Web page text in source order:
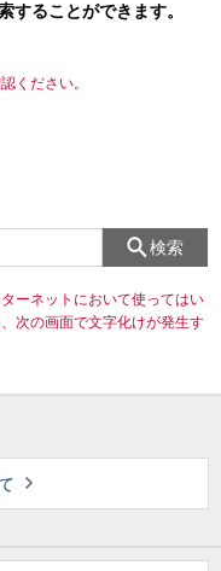
することができます。
ください。
検索
ーネットにおいて使ってはい
次の画面で文字化けが発生す